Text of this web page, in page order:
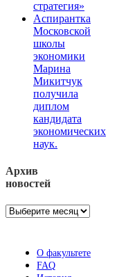
стратегия»
Аспирантка
Московской
школы
экономики
Марина
Микитчук
получила
диплом
кандидата
экономических
наук.
Архив
новостей
Архив
О факультете
FAQ